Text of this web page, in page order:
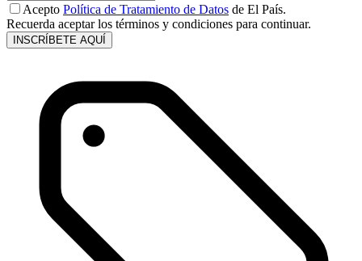
Acepto Política de Tratamiento de Datos de El País.
Recuerda aceptar los términos y condiciones para continuar.
INSCRÍBETE AQUÍ